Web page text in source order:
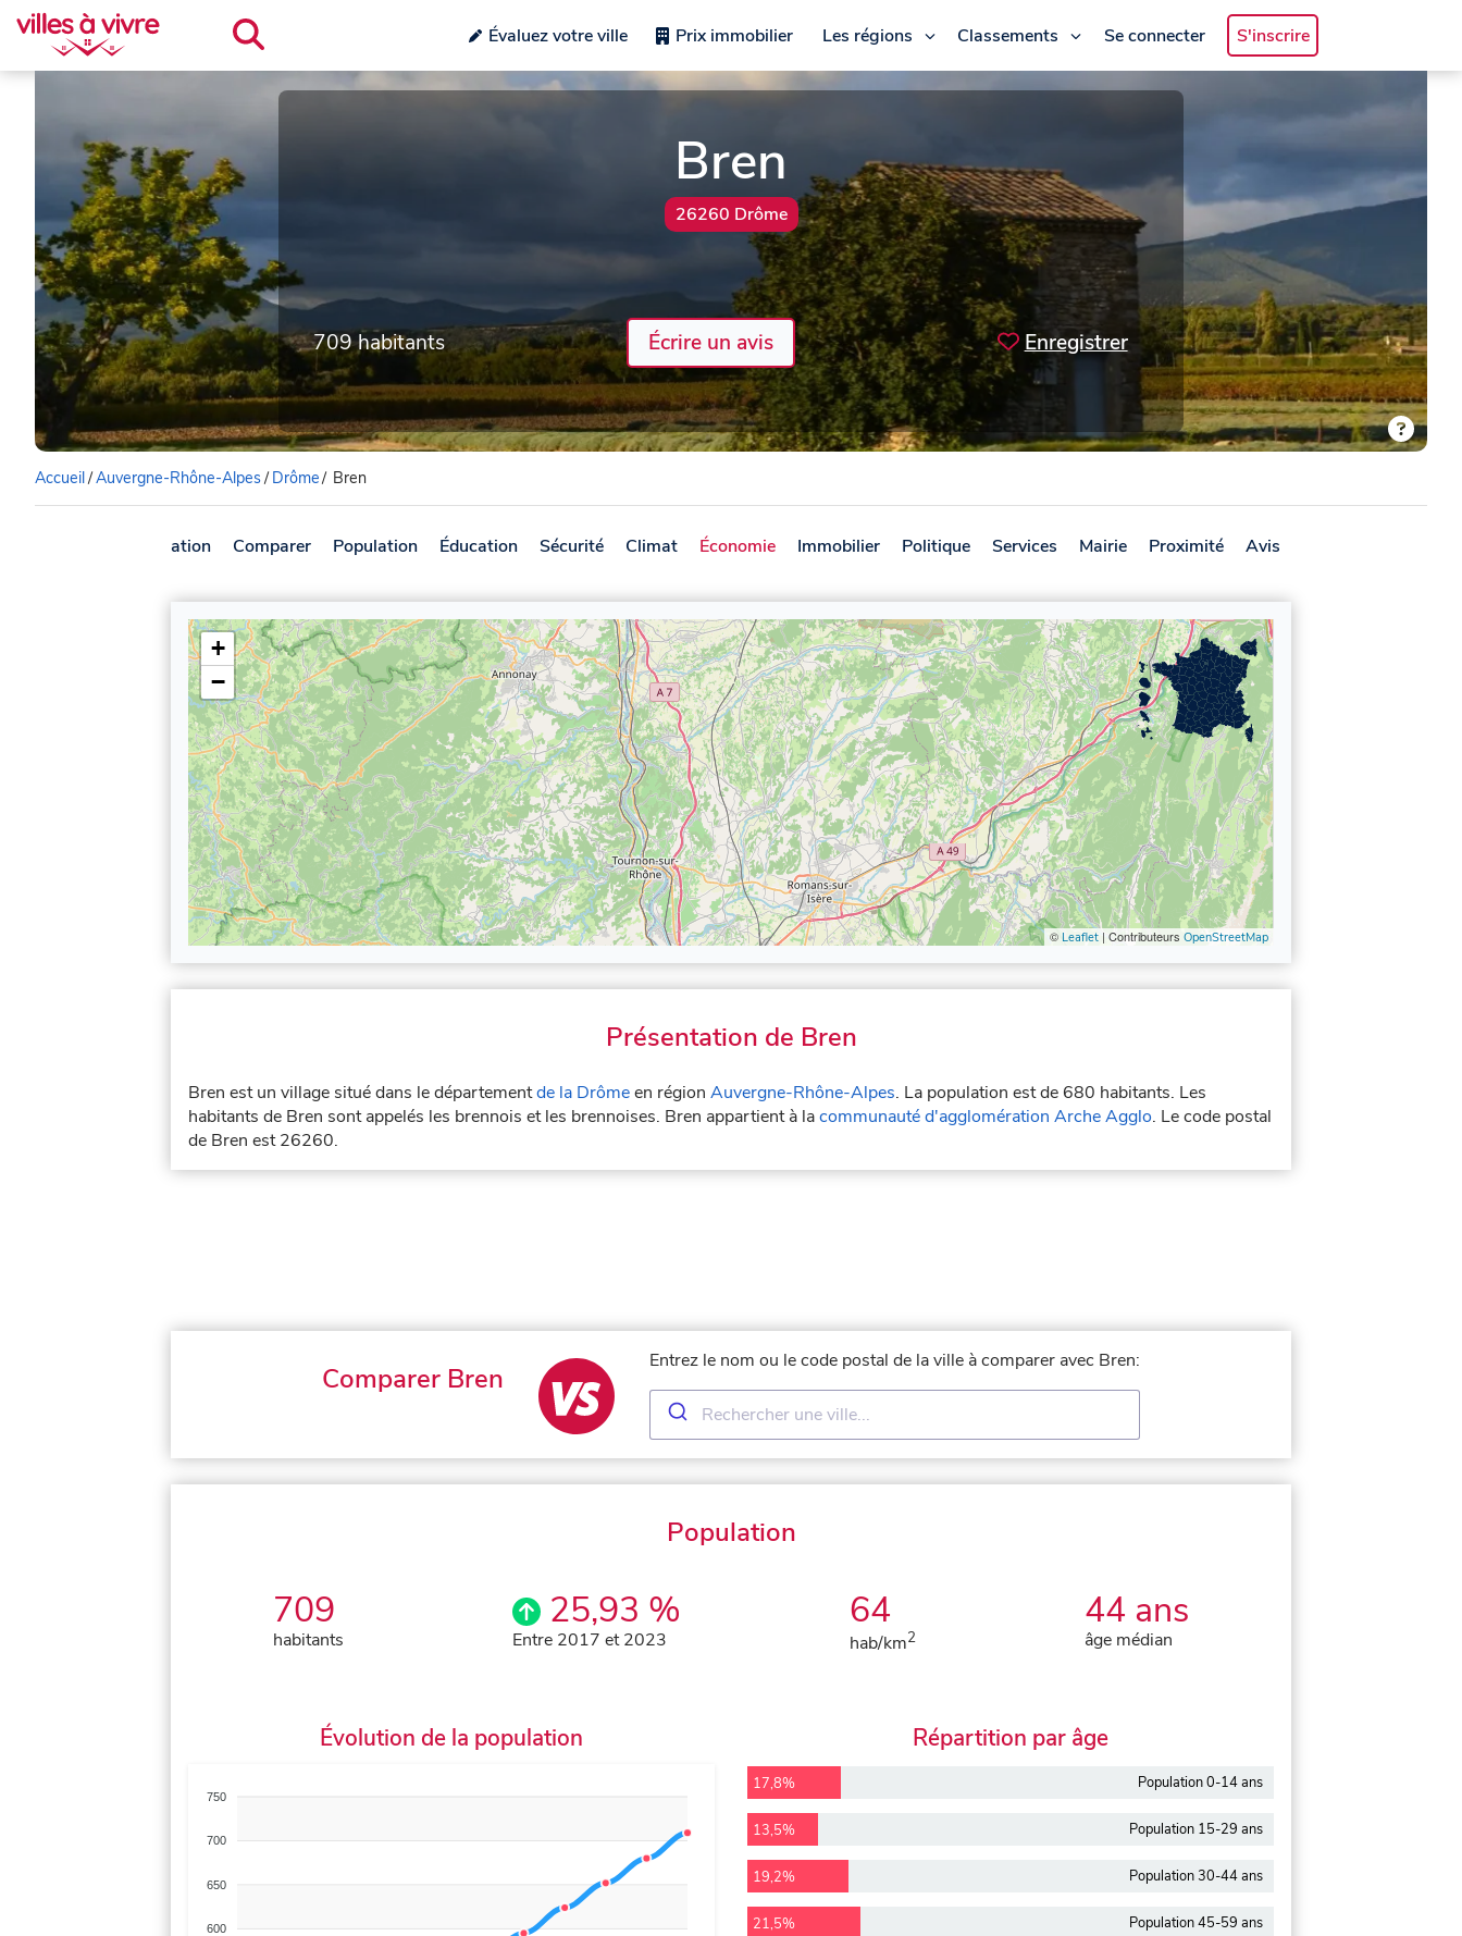
Évaluez votre ville Prix immobilier Les régions Classements Se connecter S'inscrire
Bren
26260 Drôme
709 habitants Écrire un avis Enregistrer
Accueil/Auvergne-Rhône-Alpes/ Drôme/ Bren
Présentation Comparer Population Éducation Sécurité Climat Économie Immobilier Politique Services Mairie Proximité Avis
+
−
© Leaflet | Contributeurs OpenStreetMap
Présentation de Bren
Bren est un village situé dans le départementde la Drômeen région Auvergne-Rhône-Alpes. La population est de 680 habitants. Les
habitants de Bren sont appelés les brennois et les brennoises. Bren appartient à lacommunauté d'agglomération Arche Agglo. Le code postal
de Bren est 26260.
Comparer Bren
Entrez le nom ou le code postal de la ville à comparer avec Bren:
Population
709
habitants
25,93 %
Entre 2017 et 2023
64
hab/km2
44 ans
âge médian
Évolution de la population
750
700
650
600
Répartition par âge
17,8% Population 0-14 ans
13,5% Population 15-29 ans
19,2% Population 30-44 ans
21,5% Population 45-59 ans